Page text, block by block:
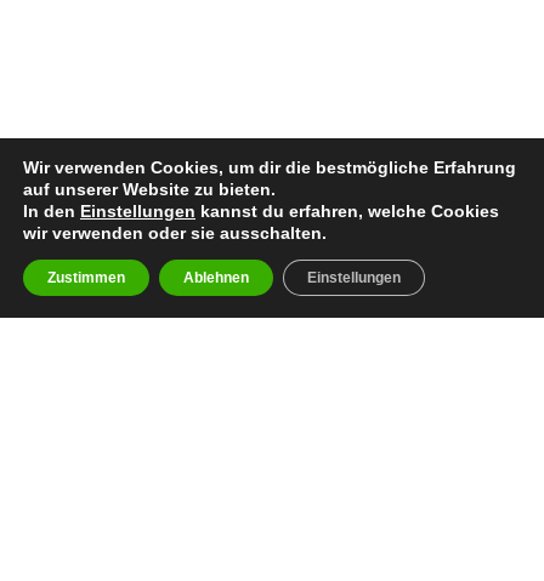
Wir verwenden Cookies, um dir die bestmögliche Erfahrung
auf unserer Website zu bieten.
In den Einstellungen kannst du erfahren, welche Cookies
wir verwenden oder sie ausschalten.
Zustimmen Ablehnen Einstellungen